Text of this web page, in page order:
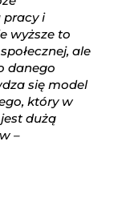
pracy i
wyższe to
ale
danego
się model
który w
dużą
–